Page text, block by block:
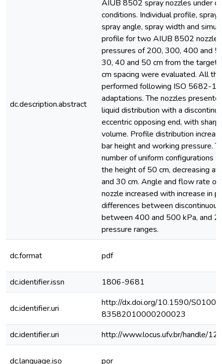
dc.description.abstract
AIUB 8502 spray nozzles under
conditions. Individual profile,
spray angle, spray width and
profile for two AIUB 8502
pressures of 200, 300, 400 and
30, 40 and 50 cm from the target
cm spacing were evaluated. All
performed following ISO 5682-1
adaptations. The nozzles
liquid distribution with a
eccentric opposing end, with sharp
volume. Profile distribution
bar height and working pressure.
number of uniform configurations
the height of 50 cm, decreasing
and 30 cm. Angle and flow rate
nozzle increased with increase in
differences between
between 400 and 500 kPa, and
pressure ranges.
dc.format pdf
dc.identifier.issn 1806-9681
dc.identifier.uri
http://dx.doi.org/10.1590/S0100-
83582010000200023
dc.identifier.uri
http://www.locus.ufv.br/handle/
dc.language.iso por